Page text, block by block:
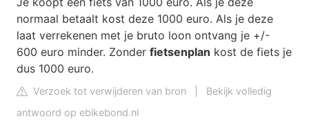
normaal betaalt kost deze 1000 euro. Als je deze
laat verrekenen met je bruto loon ontvang je +/-
600 euro minder. Zonder fietsenplan kost de fiets je
dus 1000 euro.
Verzoek tot verwijderen van bron
Bekijk volledig
antwoord op ebikebond.nl